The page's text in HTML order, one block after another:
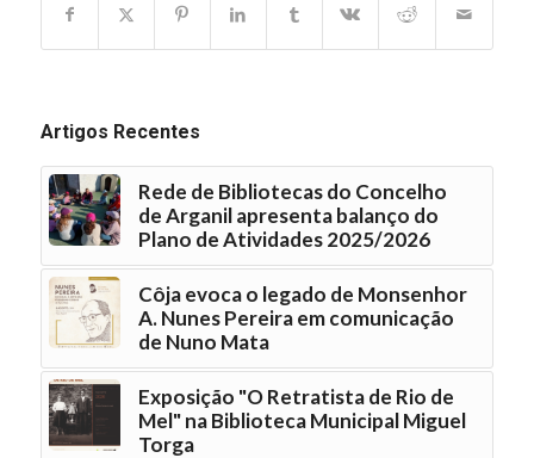
Artigos Recentes
Rede de Bibliotecas do Concelho
de Arganil apresenta balanço do
Plano de Atividades 2025/2026
Côja evoca o legado de Monsenhor
A. Nunes Pereira em comunicação
de Nuno Mata
Exposição "O Retratista de Rio de
Mel" na Biblioteca Municipal Miguel
Torga